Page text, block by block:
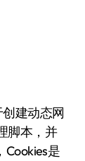
脚本，并
Cookies是